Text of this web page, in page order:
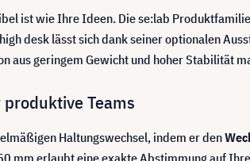
ist wie Ihre Ideen. Die se:lab
desk lässt sich dank seiner optionalen
aus geringem Gewicht und hoher Stabilität
Teams
Haltungswechsel, indem er den